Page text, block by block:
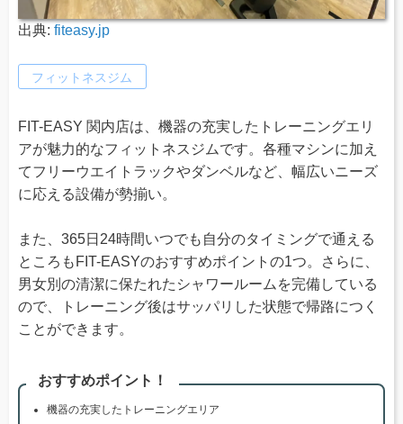
出典: fiteasy.jp
フィットネスジム
FIT-EASY 関内店は、機器の充実したトレーニングエリ
アが魅力的なフィットネスジムです。各種マシンに加え
てフリーウエイトラックやダンベルなど、幅広いニーズ
に応える設備が勢揃い。
また、365日24時間いつでも自分のタイミングで通える
ところもFIT-EASYのおすすめポイントの1つ。さらに、
男女別の清潔に保たれたシャワールームを完備している
ので、トレーニング後はサッパリした状態で帰路につく
ことができます。
おすすめポイント！
機器の充実したトレーニングエリア